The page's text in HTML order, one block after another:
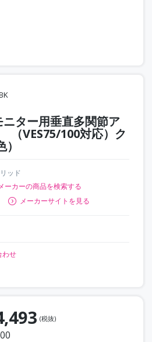
ニター用垂直多関節ア
VES75/100対応）ク
ッド
ーカーの商品を検索する
メーカーサイトを見る
わせ
(税抜)